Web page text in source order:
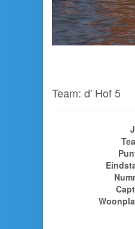
Team: d' Hof 5